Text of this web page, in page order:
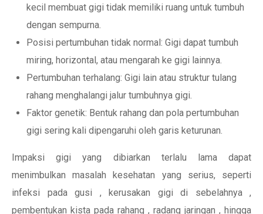
kecil membuat gigi tidak memiliki ruang untuk tumbuh
dengan sempurna.
Posisi pertumbuhan tidak normal: Gigi dapat tumbuh
miring, horizontal, atau mengarah ke gigi lainnya.
Pertumbuhan terhalang: Gigi lain atau struktur tulang
rahang menghalangi jalur tumbuhnya gigi.
Faktor genetik: Bentuk rahang dan pola pertumbuhan
gigi sering kali dipengaruhi oleh garis keturunan.
Impaksi gigi yang dibiarkan terlalu lama dapat
menimbulkan masalah kesehatan yang serius, seperti
infeksi pada gusi , kerusakan gigi di sebelahnya ,
pembentukan kista pada rahang , radang jaringan , hingga